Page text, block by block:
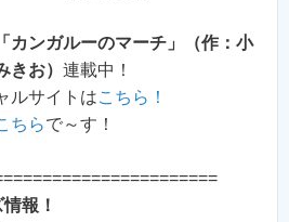
カンガルーのマーチ」（作：小
お） 連載中！
ルサイトはこちら！
ちらで～す！
報！